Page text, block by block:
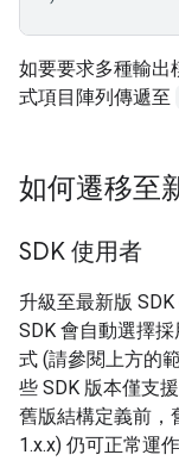
如要要求多種輸出
式項目陣列傳遞至
如何遷移至
SDK 使用者
升級至最新版 SDK
SDK 會自動選擇
式 (請參閱上方的
些 SDK 版本僅支
舊版結構定義前，
1.x.x) 仍可正常運作